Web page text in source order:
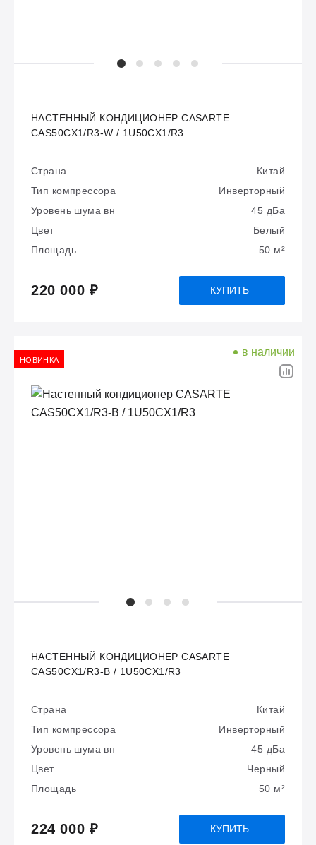
НАСТЕННЫЙ КОНДИЦИОНЕР CASARTE
CAS50CX1/R3-W / 1U50CX1/R3
Страна
Китай
Тип компрессора
Инверторный
Уровень шума вн
45 дБа
Цвет
Белый
Площадь
50 м²
220 000 ₽ КУПИТЬ
НОВИНКА
в наличии
НАСТЕННЫЙ КОНДИЦИОНЕР CASARTE
CAS50CX1/R3-B / 1U50CX1/R3
Страна
Китай
Тип компрессора
Инверторный
Уровень шума вн
45 дБа
Цвет
Черный
Площадь
50 м²
224 000 ₽ КУПИТЬ